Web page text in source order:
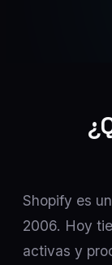
Shopify es
2006. Hoy
activas y